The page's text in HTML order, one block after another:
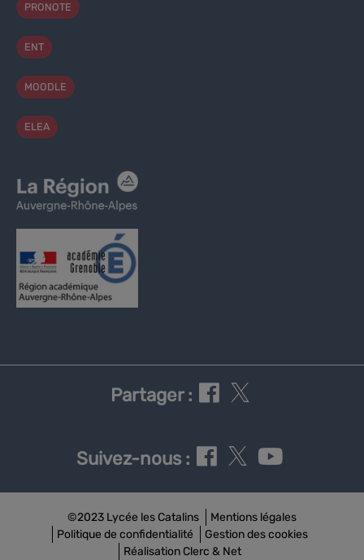
PRONOTE
ENT
MOODLE
ELEA
Partager :
Suivez-nous :
©2023 Lycée les Catalins
Mentions légales
Politique de confidentialité
Gestion des cookies
Réalisation Clerc & Net